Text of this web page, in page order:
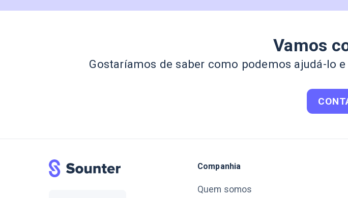
Vamos
Gostaríamos de saber como podemos ajudá-lo
Companhia
Quem somos